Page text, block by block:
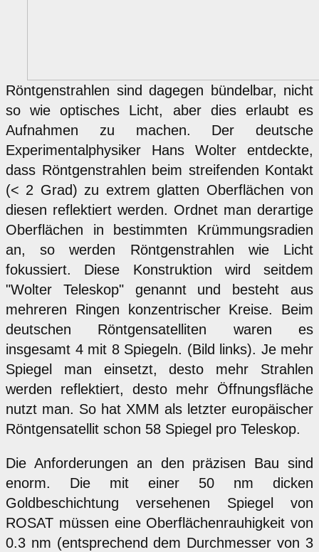
Röntgenstrahlen sind dagegen bündelbar, nicht
so wie optisches Licht, aber dies erlaubt es
Aufnahmen zu machen. Der deutsche
Experimentalphysiker Hans Wolter entdeckte,
dass Röntgenstrahlen beim streifenden Kontakt
(< 2 Grad) zu extrem glatten Oberflächen von
diesen reflektiert werden. Ordnet man derartige
Oberflächen in bestimmten Krümmungsradien
an, so werden Röntgenstrahlen wie Licht
fokussiert. Diese Konstruktion wird seitdem
"Wolter Teleskop" genannt und besteht aus
mehreren Ringen konzentrischer Kreise. Beim
deutschen Röntgensatelliten waren es
insgesamt 4 mit 8 Spiegeln. (Bild links). Je mehr
Spiegel man einsetzt, desto mehr Strahlen
werden reflektiert, desto mehr Öffnungsfläche
nutzt man. So hat XMM als letzter europäischer
Röntgensatellit schon 58 Spiegel pro Teleskop.
Die Anforderungen an den präzisen Bau sind
enorm. Die mit einer 50 nm dicken
Goldbeschichtung versehenen Spiegel von
ROSAT müssen eine Oberflächenrauhigkeit von
0.3 nm (entsprechend dem Durchmesser von 3